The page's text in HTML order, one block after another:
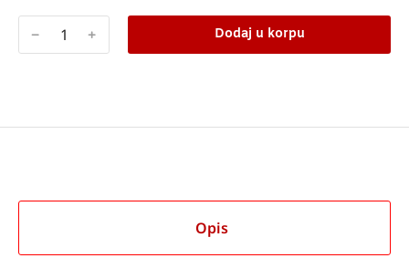
﹣ ﹢ Dodaj u korpu
Opis